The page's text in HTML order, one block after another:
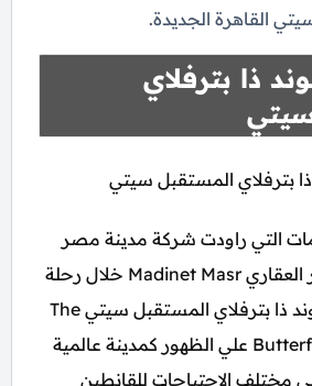
القاهرة الجديدة.
ذا بترفلاي
التي راودت شركة مدينة مصر
للاستثمار و التطوير العقاري Madinet Masr خلال رحلة
تأسيسها لأجل كمبوند ذا بترفلاي المستقبل سيتي The
Butterfly Mostakbel City علي الظهور كمدينة عالمية
مختلف الاحتياجات للقانطين